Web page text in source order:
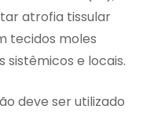
atrofia tissular
tecidos moles
e locais.
deve ser utilizado